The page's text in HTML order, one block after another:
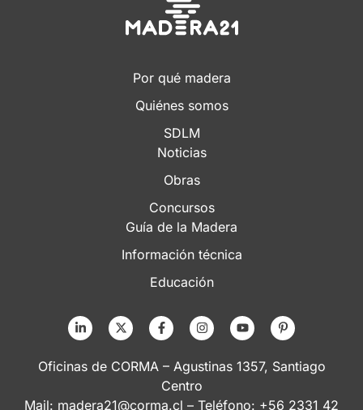
Por qué madera
Quiénes somos
SDLM
Noticias
Obras
Concursos
Guía de la Madera
Información técnica
Educación
Oficinas de CORMA – Agustinas 1357, Santiago
Centro
Mail: madera21@corma.cl – Teléfono: +56 2331 42